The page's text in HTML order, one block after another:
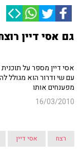
גם אסי דיין
אסי דיין מספר על
עם שי ודרור הוא מגולל
מפענחים אותו
16/03/2010
רצח אסי דיין